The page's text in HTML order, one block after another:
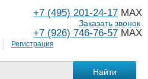
Регистрация
+7 (495) 201-24-17 MAX
+7 (926) 746-76-57 MAX
Заказать звонок